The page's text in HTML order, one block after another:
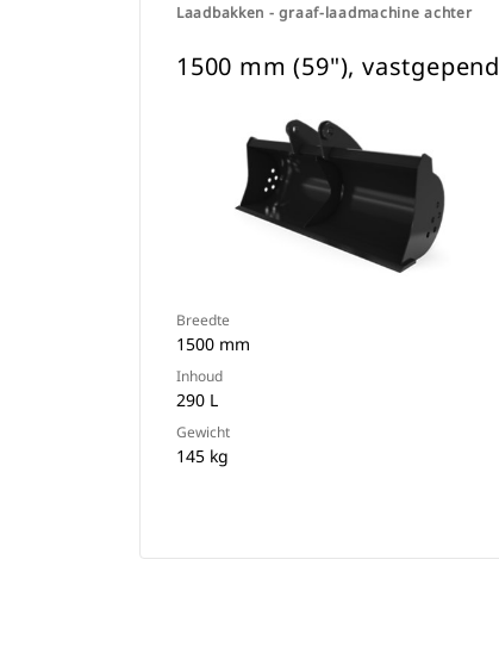
Laadbakken - graaf-laadmachine achter
1500 mm (59"), vastgepend
Breedte
1500 mm
Inhoud
290 L
Gewicht
145 kg